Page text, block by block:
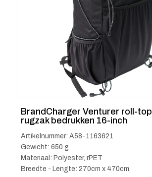
BrandCharger Venturer roll-top
rugzak bedrukken 16-inch
Artikelnummer: A58-1163621
Gewicht: 650 g
Materiaal: Polyester, rPET
Breedte - Lengte: 270cm x 470cm